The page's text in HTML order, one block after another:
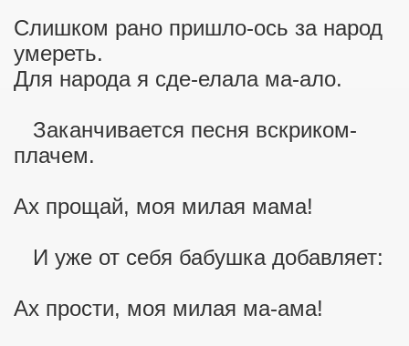
Слишком рано пришло-ось за народ
умереть.
Для народа я сде-елала ма-ало.
Заканчивается песня вскриком-
плачем.
Ах прощай, моя милая мама!
И уже от себя бабушка добавляет:
Ах прости, моя милая ма-ама!